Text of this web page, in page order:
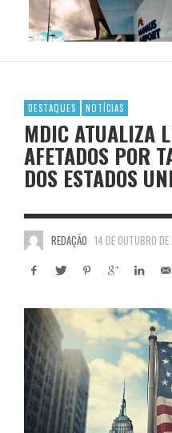
DESTAQUES NOTÍCIAS
MDIC ATUALIZA
AFETADOS POR
DOS ESTADOS
REDAÇÃO 14 DE OUTUBRO